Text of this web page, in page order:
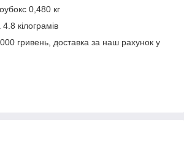
0,480 кг
кілограмів
гривень, доставка за наш рахунок у